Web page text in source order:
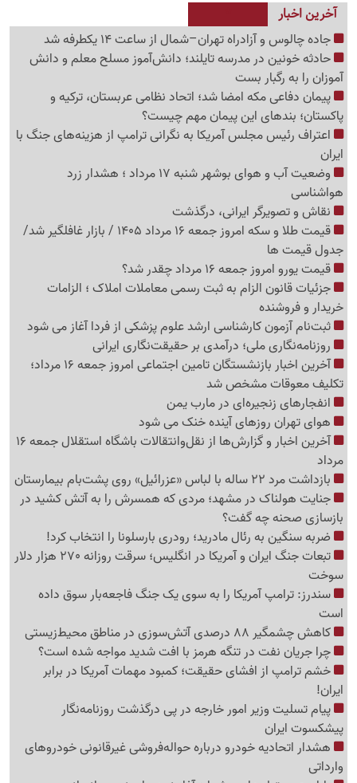
آخرین اخبار
جاده چالوس و آزادراه تهران–شمال از ساعت 14 یکطرفه شد
حادثه خونین در مدرسه تایلند؛ دانش‌آموز مسلح معلم و دانش
آموزان را به رگبار بست
پیمان دفاعی مکه امضا شد؛ اتحاد نظامی عربستان، ترکیه و
پاکستان؛ بندهای این پیمان مهم چیست؟
اعتراف رئیس مجلس آمریکا به نگرانی ترامپ از هزینه‌های جنگ با
ایران
وضعیت آب و هوای بوشهر شنبه 17 مرداد ؛ هشدار زرد
هواشناسی
نقاش و تصویرگر ایرانی، درگذشت
قیمت طلا و سکه امروز جمعه 16 مرداد 1405 / بازار غافلگیر شد/
جدول قیمت ها
قیمت یورو امروز جمعه 16 مرداد چقدر شد؟
جزئیات قانون الزام به ثبت رسمی معاملات املاک ؛ الزامات
خریدار و فروشنده
ثبت‌نام‌ آزمون کارشناسی ارشد علوم پزشکی از فردا آغاز می شود
روزنامه‌نگاری ملی؛ درآمدی بر حقیقت‌نگاری ایرانی
آخرین اخبار بازنشستگان تامین اجتماعی امروز جمعه 16 مرداد؛
تکلیف معوقات مشخص شد
انفجارهای زنجیره‌ای در مارب یمن
هوای تهران روزهای آینده خنک می شود
آخرین اخبار و گزارش‌ها از نقل‌وانتقالات باشگاه استقلال جمعه 16
مرداد
بازداشت مرد 22 ساله با لباس «عزرائیل» روی پشت‌بام بیمارستان
جنایت هولناک در مشهد؛ مردی که همسرش را به آتش کشید در
بازسازی صحنه چه گفت؟
ضربه سنگین به رئال مادرید؛ رودری بارسلونا را انتخاب کرد!
تبعات جنگ ایران و آمریکا در انگلیس؛ سرقت روزانه 270 هزار دلار
سوخت
سندرز: ترامپ آمریکا را به سوی یک جنگ فاجعه‌بار سوق داده
است
کاهش چشمگیر 88 درصدی آتش‌سوزی در مناطق محیط‌زیستی
چرا جریان نفت در تنگه هرمز با افت شدید مواجه شده است؟
خشم ترامپ از افشای حقیقت؛ کمبود مهمات آمریکا در برابر
ایران!
پیام تسلیت وزیر امور خارجه در پی درگذشت روزنامه‌نگار
پیشکسوت ایران
هشدار اتحادیه خودرو درباره حواله‌فروشی غیرقانونی خودروهای
وارداتی